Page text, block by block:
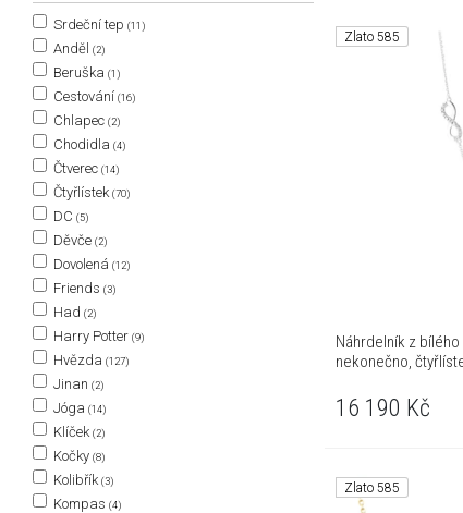
Srdeční tep (11)
Anděl (2)
Beruška (1)
Cestování (16)
Chlapec (2)
Chodidla (4)
Čtverec (14)
Čtyřlístek (70)
DC (5)
Děvče (2)
Dovolená (12)
Friends (3)
Had (2)
Harry Potter (9)
Hvězda (127)
Jinan (2)
Jóga (14)
Klíček (2)
Kočky (8)
Kolibřík (3)
Kompas (4)
Zlato 585
Náhrdelník z bílého
nekonečno,
16 190 Kč
Zlato 585